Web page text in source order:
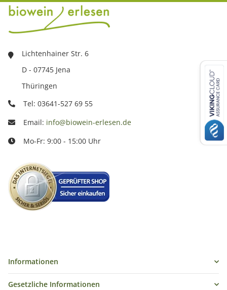
Lichtenhainer Str. 6
D - 07745 Jena
Thüringen
Tel: 03641-527 69 55
Email: info@biowein-erlesen.de
Mo-Fr: 9:00 - 15:00 Uhr
Informationen
Gesetzliche Informationen